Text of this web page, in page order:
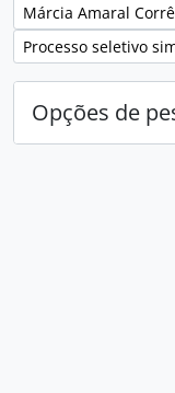
Remover filtro:
Márcia Amaral
Remover filtro:
Processo seletivo
Opções de